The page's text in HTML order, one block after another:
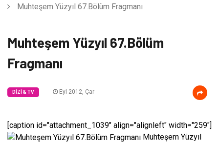
Muhteşem Yüzyıl 67.Bölüm Fragmanı
Muhteşem Yüzyıl 67.Bölüm
Fragmanı
DIZI & TV Eyl 2012, Çar
[caption id="attachment_1039" align="alignleft" width="259"]
Muhteşem Yüzyıl